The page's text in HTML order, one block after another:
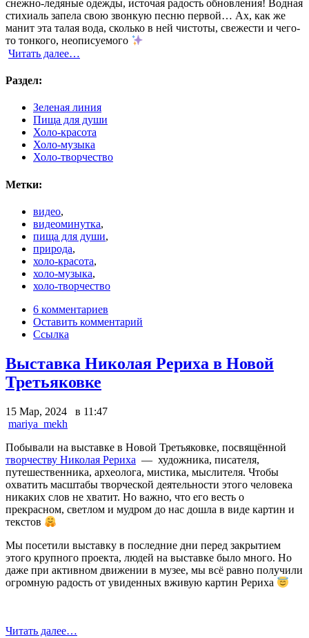
снежно-ледяные одежды, источая радость обновления! Водная
стихиаль запела свою звонкую песню первой… Ах, как же
манит эта талая вода, сколько в ней чистоты, свежести и чего-
то тонкого, неописуемого
Читать далее…
Раздел:
Зеленая линия
Пища для души
Холо-красота
Холо-музыка
Холо-творчество
Метки:
видео,
видеоминутка,
пища для души,
природа,
холо-красота,
холо-музыка,
холо-творчество
6 комментариев
Оставить комментарий
Ссылка
Выставка Николая Рериха в Новой
Третьяковке
15 Мар, 2024 в 11:47
mariya_mekh
Побывали на выставке в Новой Третьяковке, посвящённой
творчеству Николая Рериха — художника, писателя,
путешественника, археолога, мистика, мыслителя. Чтобы
охватить масштабы творческой деятельности этого человека
никаких слов не хватит. Но важно, что его весть о
прекрасном, светлом и мудром до нас дошла в виде картин и
текстов
Мы посетили выставку в последние дни перед закрытием
этого крупного проекта, людей на выставке было много. Но
даже при активном движении в музее, мы всё равно получили
огромную радость от увиденных вживую картин Рериха
Читать далее…